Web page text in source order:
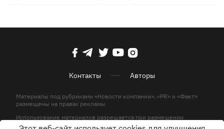
Контакты Авторы
Материалы под рубриками «Новости компании», «PR» и «Факт»
размещены на правах рекламы
Использование материалов разрешается при размещении
активной гиперссылки на KP.UA в первом абзаце.